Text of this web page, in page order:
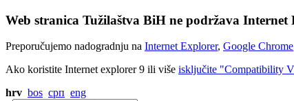
Web stranica Tužilaštva BiH ne podržava
Preporučujemo nadogradnju na Internet Explorer, Google Chrome
Ako koristite Internet explorer 9 ili više isključite "Compatibility
hrv bos срп eng